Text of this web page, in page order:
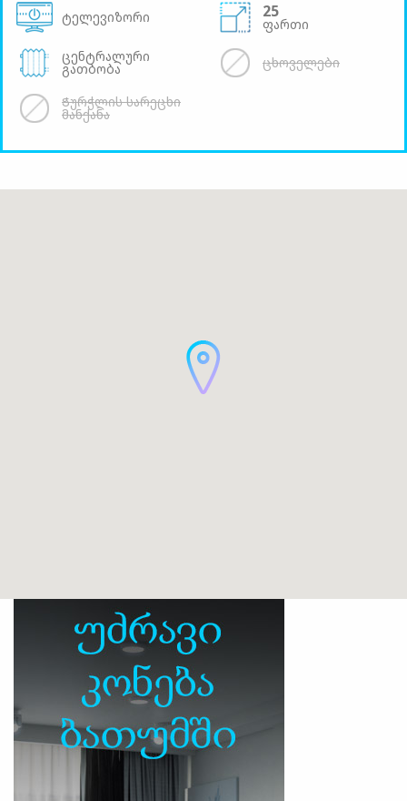
ტელევიზორი 25
ფართი
ცენტრალური
გათბობა ცხოველები
Ჭურჭლის სარეცხი
მანქანა